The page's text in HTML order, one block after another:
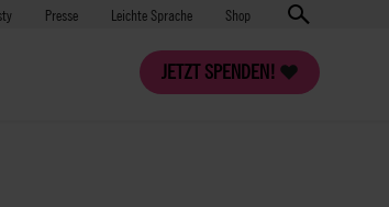
Presse
Presse Leichte Sprache Shop
JETZT SPENDEN!